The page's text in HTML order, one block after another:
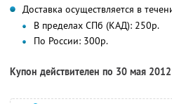
Доставка осуществляется в
В пределах СПб (КАД): 250р.
По России: 300р.
Купон действителен по 30 мая